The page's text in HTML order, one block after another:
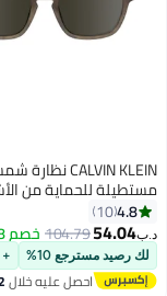
CALVIN KLEIN نظارة شمسية
من الأشعة فوق
البنفسجية للرجال - CK23533S-
244-5320 - مقاس العدسة: 53 خصم 48%
10%
+ 1
عليه خلال 12 - 13